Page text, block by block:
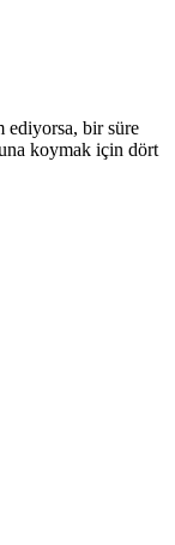
ediyorsa, bir süre
koymak için dört